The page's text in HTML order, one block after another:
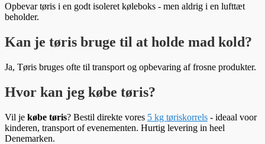
Opbevar tøris i en godt isoleret køleboks - men aldrig i en lufttæt
beholder.
Kan je tøris bruge til at holde mad kold?
Ja, Tøris bruges ofte til transport og opbevaring af frosne produkter.
Hvor kan jeg købe tøris?
Vil je købe tøris? Bestil direkte vores 5 kg tøriskorrels - ideaal voor
kinderen, transport of evenementen. Hurtig levering in heel
Denemarken.